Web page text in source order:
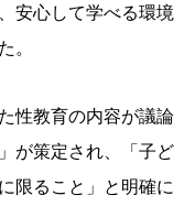
安心して学べる環境
。
性教育の内容が議論
が策定され、「子ど
限ること」と明確に